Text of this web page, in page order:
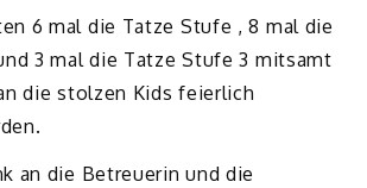
6 mal die Tatze Stufe , 8 mal die
3 mal die Tatze Stufe 3 mitsamt
die stolzen Kids feierlich
an die Betreuerin und die